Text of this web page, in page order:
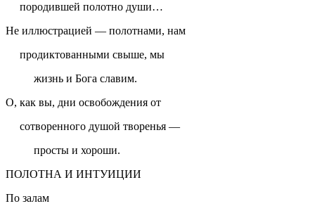
породившей полотно души…
Не иллюстрацией — полотнами, нам
продиктованными свыше, мы
жизнь и Бога славим.
О, как вы, дни освобождения от
сотворенного душой творенья —
просты и хороши.
ПОЛОТНА И ИНТУИЦИИ
По залам